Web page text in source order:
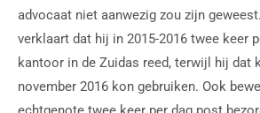
advocaat niet aanwezig zou zijn
verklaart dat hij in 2015-2016 twee keer
kantoor in de Zuidas reed, terwijl hij dat
november 2016 kon gebruiken. Ook